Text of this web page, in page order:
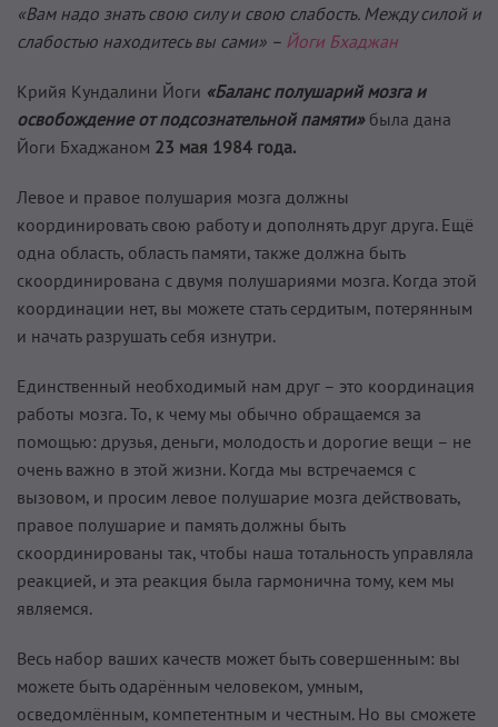
«Вам надо знать свою силу и свою слабость. Между силой и
слабостью находитесь вы сами» – Йоги Бхаджан
Крийя Кундалини Йоги «Баланс полушарий мозга и
освобождение от подсознательной памяти»была дана
Йоги Бхаджаном 23 мая 1984 года.
Левое и правое полушария мозга должны
координировать свою работу и дополнять друг друга. Ещё
одна область, область памяти, также должна быть
скоординирована с двумя полушариями мозга. Когда этой
координации нет, вы можете стать сердитым, потерянным
и начать разрушать себя изнутри.
Единственный необходимый нам друг – это координация
работы мозга. То, к чему мы обычно обращаемся за
помощью: друзья, деньги, молодость и дорогие вещи – не
очень важно в этой жизни. Когда мы встречаемся с
вызовом, и просим левое полушарие мозга действовать,
правое полушарие и память должны быть
скоординированы так, чтобы наша тотальность управляла
реакцией, и эта реакция была гармонична тому, кем мы
являемся.
Весь набор ваших качеств может быть совершенным: вы
можете быть одарённым человеком, умным,
осведомлённым, компетентным и честным. Но вы сможете